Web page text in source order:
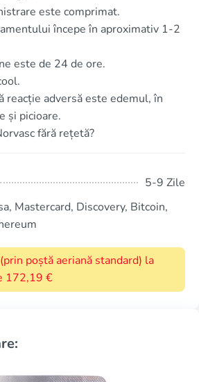
este comprimat.
începe în aproximativ 1-2
este de 24 de ore.
reacție adversă este edemul, în
și picioare.
fără rețetă?
5-9 Zile
Mastercard, Discovery, Bitcoin,
poștă aeriană standard) la
172,19 €